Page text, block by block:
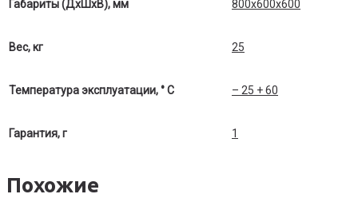
Габариты (ДхШхВ), мм 800х600х600
Вес, кг 25
Температура эксплуатации, ° С – 25 + 60
Гарантия, г 1
Похожие